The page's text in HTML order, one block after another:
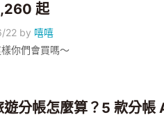
起
22 by 嘻嘻
你們會買嗎～
遊分帳怎麼算？5 款分帳